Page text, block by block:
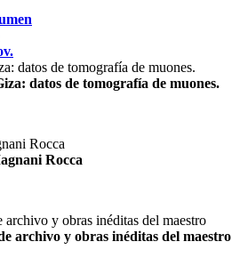
datos de tomografía de muones.
Rocca
archivo y obras inéditas del maestro